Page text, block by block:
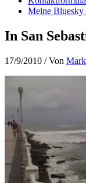
Meine Bluesky
In San
17/9/2010 / Von